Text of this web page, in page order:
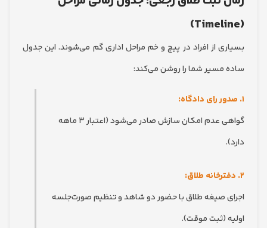
از افراد در پیچ و خم مراحل اداری گم می‌شوند. این جدول
شما را روشن می‌کند:
گواهی عدم امکان سازش صادر می‌شود (اعتبار ۳ ماهه
صیغه طلاق با حضور دو شاهد و تنظیم صورت‌جلسه
(ثبت موقت).